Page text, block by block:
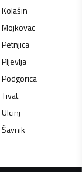
Kolašin
Mojkovac
Petnjica
Pljevlja
Podgorica
Tivat
Ulcinj
Šavnik